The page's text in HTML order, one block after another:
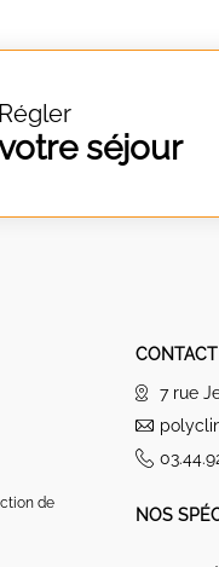
Régler
séjour
de
CONTACT
7 rue
NOS